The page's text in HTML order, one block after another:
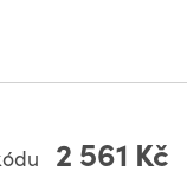
2 561 Kč